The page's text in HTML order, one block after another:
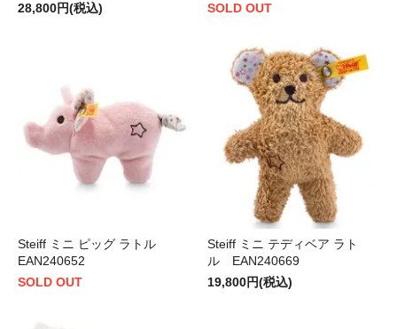
28,800円(税込)
SOLD OUT
Steiff ミニ ピッグ ラトル
EAN240652
SOLD OUT
Steiff ミニ テディベア ラト
ル EAN240669
19,800円(税込)